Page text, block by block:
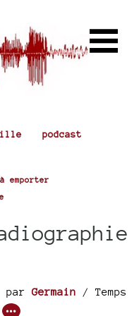
podcast
à emporter
parGermain / Temps